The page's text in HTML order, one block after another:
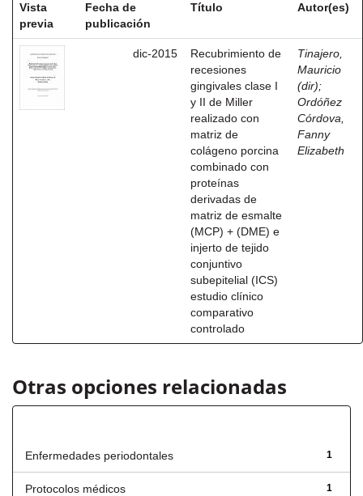
Vista
previa
Fecha de
publicación
Título Autor(es)
dic-2015
Recubrimiento de
recesiones
gingivales clase I
y II de Miller
realizado con
matriz de
colágeno porcina
combinado con
proteínas
derivadas de
matriz de esmalte
(MCP) + (DME) e
injerto de tejido
conjuntivo
subepitelial (ICS)
estudio clínico
comparativo
controlado
Tinajero,
Mauricio
(dir);
Ordóñez
Córdova,
Fanny
Elizabeth
Otras opciones relacionadas
1
Enfermedades periodontales
1
Protocolos médicos